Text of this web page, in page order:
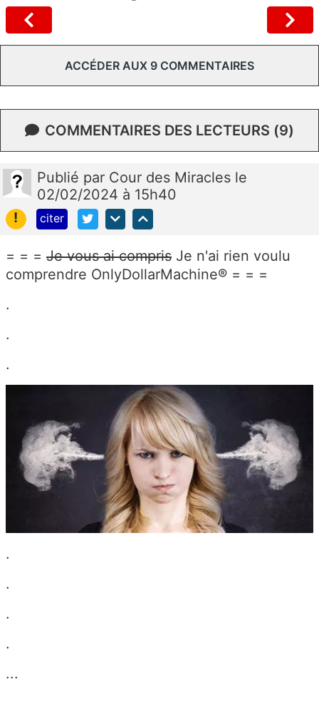
ACCÉDER AUX 9 COMMENTAIRES
COMMENTAIRES DES LECTEURS (9)
Publié par Cour des Miracles le
02/02/2024 à 15h40
!
citer
= = = Je vous ai compris Je n'ai rien voulu
comprendre OnlyDollarMachine® = = =
.
.
.
.
.
.
.
...